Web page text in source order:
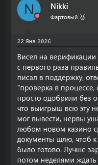
N Nikki
Фартовый 🥈
22 Янв 2026
Висел на
с первого раза
писал в поддержку,
"проверка в
просто одобрили без
что выигрыш всю эту
мог вывести, нервы
любом новом казино
документы шлю, чтоб
было готово. Лучше
потом неделями